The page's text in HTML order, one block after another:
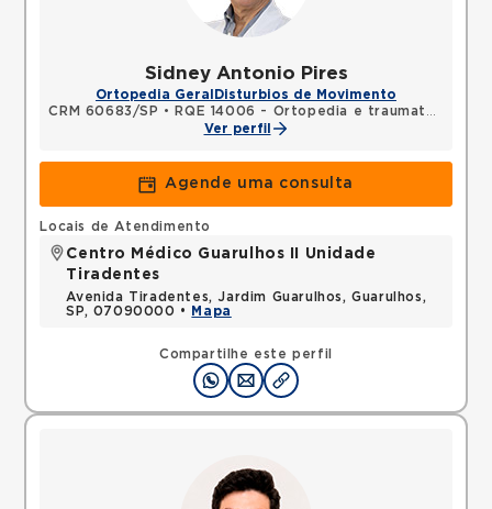
Sidney Antonio Pires
Ortopedia Geral Disturbios de Movimento
CRM 60683/SP • RQE 14006 - Ortopedia e traumatologia
Ver perfil
Agende uma consulta
Compartilhe este perfil
Locais de Atendimento
Centro Médico Guarulhos II Unidade
Tiradentes
Avenida Tiradentes, Jardim Guarulhos, Guarulhos,
SP, 07090000 •
Mapa